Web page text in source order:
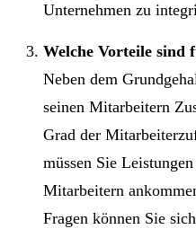
Unternehmen zu
Welche Vorteile sind
Neben dem
seinen Mitarbeitern
Grad der
müssen Sie
Mitarbeitern
Fragen können Sie